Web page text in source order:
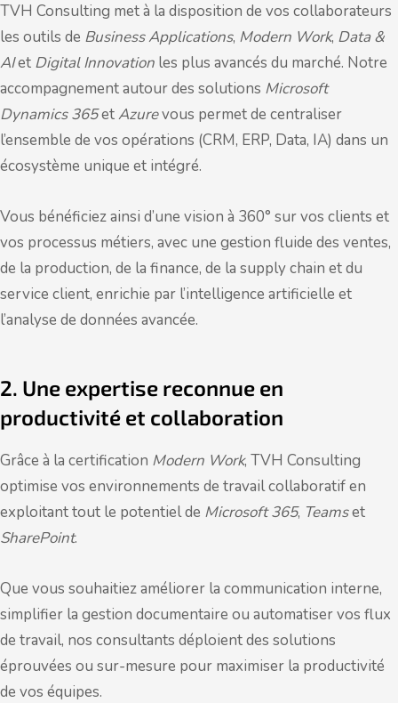
TVH Consulting met à la disposition de vos collaborateurs
les outils de Business Applications, Modern Work, Data &
AIet Digital Innovation les plus avancés du marché. Notre
accompagnement autour des solutions Microsoft
Dynamics 365etAzurevous permet de centraliser
l’ensemble de vos opérations (CRM, ERP, Data, IA) dans un
écosystème unique et intégré.
Vous bénéficiez ainsi d’une vision à 360° sur vos clients et
vos processus métiers, avec une gestion fluide des ventes,
de la production, de la finance, de la supply chain et du
service client, enrichie par l’intelligence artificielle et
l’analyse de données avancée.
2. Une expertise reconnue en
productivité et collaboration
Grâce à la certification Modern Work, TVH Consulting
optimise vos environnements de travail collaboratif en
exploitant tout le potentiel de Microsoft 365, Teamset
SharePoint.
Que vous souhaitiez améliorer la communication interne,
simplifier la gestion documentaire ou automatiser vos flux
de travail, nos consultants déploient des solutions
éprouvées ou sur-mesure pour maximiser la productivité
de vos équipes.